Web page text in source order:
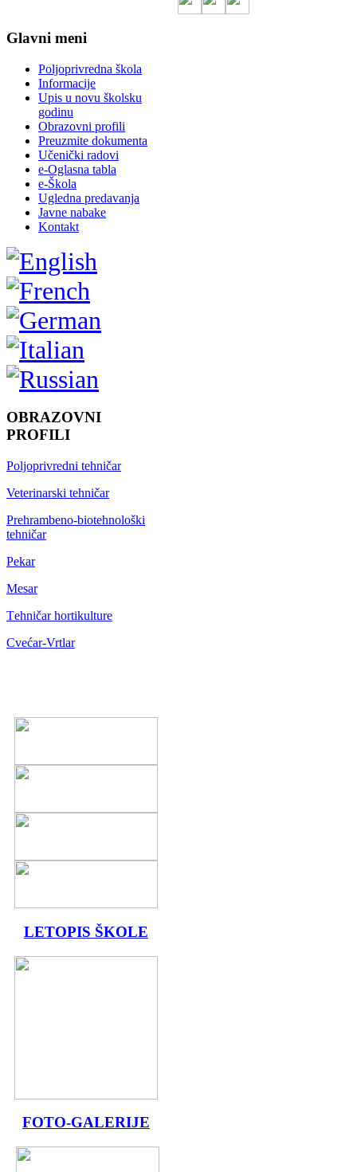
Glavni meni
Poljoprivredna škola
Informacije
Upis u novu školsku
godinu
Obrazovni profili
Preuzmite dokumenta
Učenički radovi
e-Oglasna tabla
e-Škola
Ugledna predavanja
Javne nabake
Kontakt
OBRAZOVNI
PROFILI
Poljoprivredni tehničar
Veterinarski tehničar
Prehrambeno-biotehnološki
tehničar
Pekar
Mesar
Тehničar hortikulture
Cvećar-Vrtlar
LETOPIS ŠKOLE
FOTO-GALERIJE